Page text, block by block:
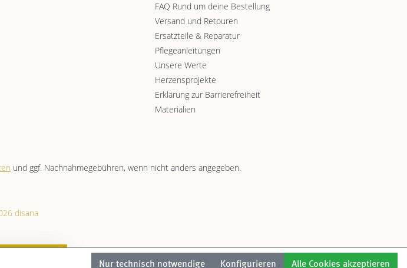
FAQ Rund um deine Bestellung
Versand und Retouren
Ersatzteile & Reparatur
Pflegeanleitungen
Unsere Werte
Herzensprojekte
Erklärung zur Barrierefreiheit
Materialien
und ggf. Nachnahmegebühren, wenn nicht anders angegeben.
disana
% SPAREN Nur technisch notwendige Konfigurieren Alle Cookies akzeptieren